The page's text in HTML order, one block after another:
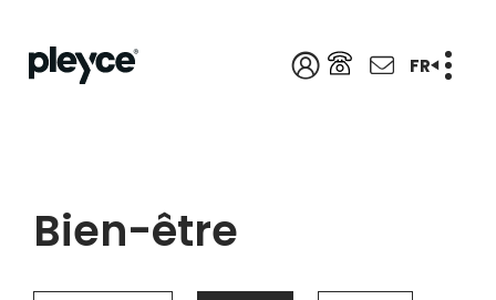
FR
Bien-être